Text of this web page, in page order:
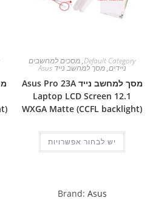
Default Category
,מסכים למחשבים
ניידים,מסך למחשב נייד Asus
מסך למחשב נייד Asus Pro 23A
Laptop LCD Screen 12.1
WXGA Matte (CCFL backlight)
יש לבחור אפשרויות
Brand: Asus